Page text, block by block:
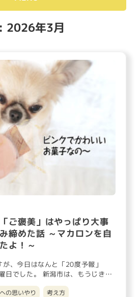
2026年3月
ご褒美」はやっぱり大事
締めた話 ～マカロンを自
よ！～
、今日はなんと「20度予報」
日でした。 新潟市は、もうじき桜
…
の思いやり 考え方